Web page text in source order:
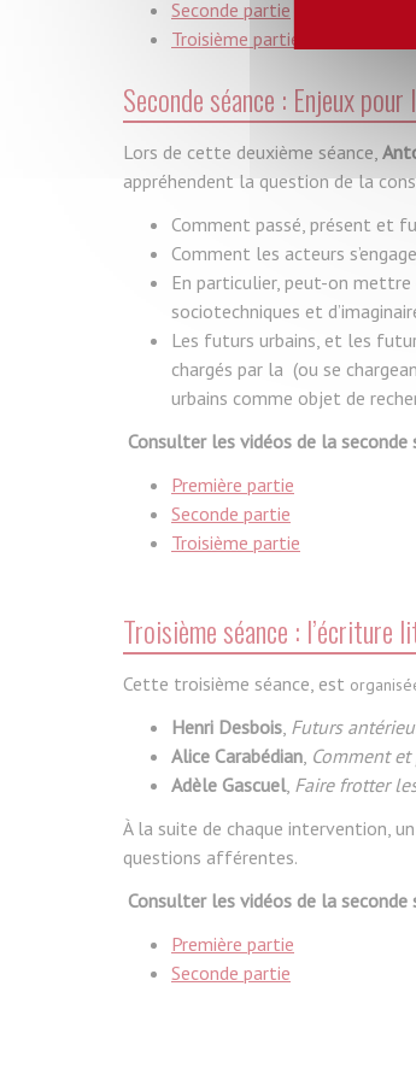
Seconde partie
Troisième partie
Seconde séance : Enjeux pour
Lors de cette deuxième séance,
appréhendent la question de la
Comment passé, présent et
Comment les acteurs
En particulier, peut-on mettre
sociotechniques et
Les futurs urbains, et les
chargés par la (ou se
urbains comme objet de
Consulter les vidéos de la seconde
Première partie
Seconde partie
Troisième partie
Troisième séance :
Cette troisième séance, est
Henri Desbois, Futurs
Alice Carabédian, Comment
Adèle Gascuel, Faire frotter
À la suite de chaque intervention,
questions afférentes.
Consulter les vidéos de la seconde
Première partie
Seconde partie